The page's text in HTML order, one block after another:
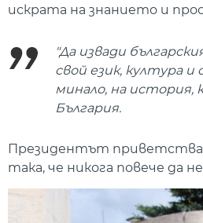
искрата на знанието и
"Да извади
свой език, култура
минало, на история,
България.
Президентът приветства
така, че никога повече да